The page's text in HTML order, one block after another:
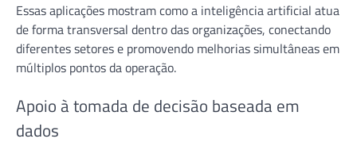
Essas aplicações mostram como a inteligência artificial atua
de forma transversal dentro das organizações, conectando
diferentes setores e promovendo melhorias simultâneas em
múltiplos pontos da operação.
Apoio à tomada de decisão baseada em
dados